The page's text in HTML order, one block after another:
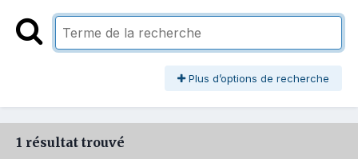
Plus d’options de recherche
1 résultat trouvé